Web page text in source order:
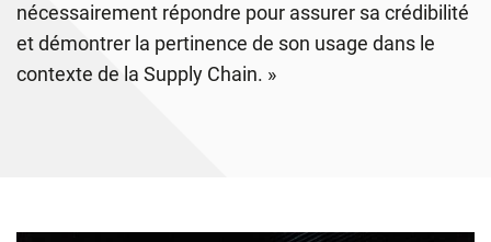
nécessairement répondre pour assurer sa crédibilité
et démontrer la pertinence de son usage dans le
contexte de la Supply Chain. »